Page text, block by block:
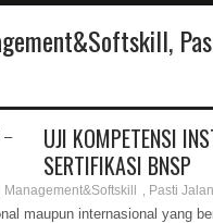
,
UJI KOMPETENSI
SERTIFIKASI BNSP
Pasti Jalan
maupun internasional yang